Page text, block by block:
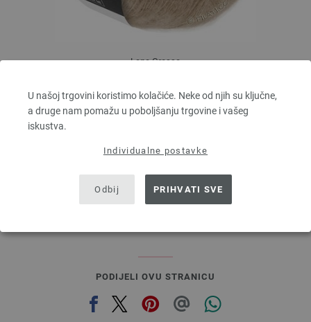
U našoj trgovini koristimo kolačiće. Neke od njih su ključne,
a druge nam pomažu u poboljšanju trgovine i vašeg
iskustva.
Individualne postavke
Odbij PRIHVATI SVE
Lana Grossa
70 % Mohair, 30 % Svila
Dužina: otprilike 210 m / 25 g
9,76 $
next
PODIJELI OVU STRANICU